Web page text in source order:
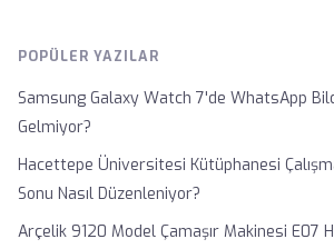
POPÜLER YAZILAR
Samsung Galaxy Watch 7'de WhatsApp
Gelmiyor?
Hacettepe Üniversitesi Kütüphanesi
Sonu Nasıl Düzenleniyor?
Arçelik 9120 Model Çamaşır Makinesi E07